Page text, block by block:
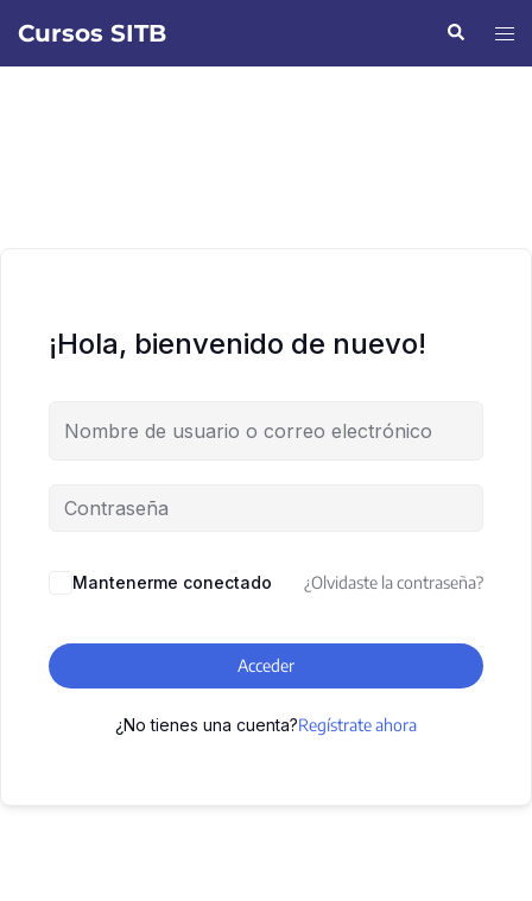
Cursos SITB Buscar
¡Hola, bienvenido de nuevo!
Mantenerme conectado ¿Olvidaste la contraseña?
Acceder
¿No tienes una cuenta?Regístrate ahora